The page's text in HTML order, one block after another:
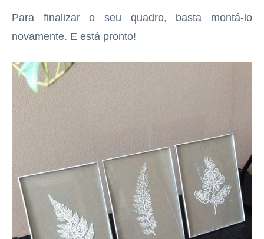
Para finalizar o seu quadro, basta montá-lo
novamente. E está pronto!